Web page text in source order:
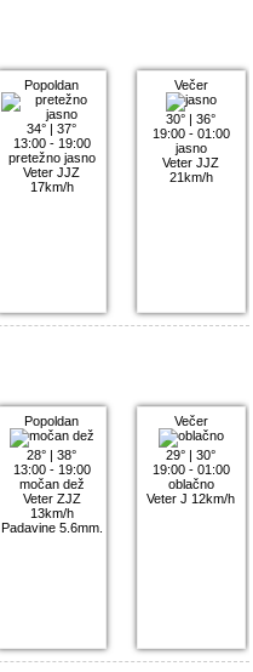
Popoldan
34° |37°
13:00 - 19:00
pretežno jasno
Veter JJZ
17km/h
Večer
30° |36°
19:00 - 01:00
jasno
Veter JJZ
21km/h
Popoldan
28° |38°
13:00 - 19:00
močan dež
Veter ZJZ
13km/h
Padavine 5.6mm.
Večer
29° |30°
19:00 - 01:00
oblačno
Veter J 12km/h